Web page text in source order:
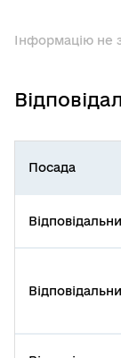
Інформацію не
Посада